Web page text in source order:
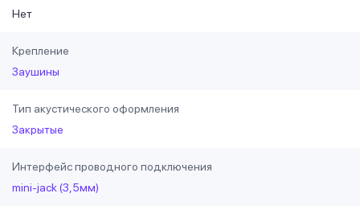
Нет
Крепление
Заушины
Тип акустического оформления
Закрытые
Интерфейс проводного подключения
mini-jack (3,5мм)